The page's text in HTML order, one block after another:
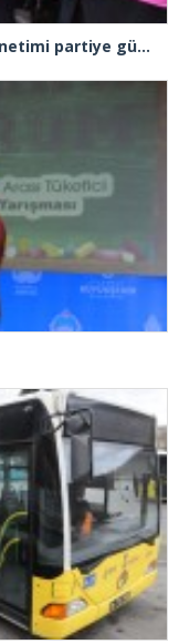
Ekrem Erdem, “Erdoğan’ın adaletli yönetimi partiye güç katacak”